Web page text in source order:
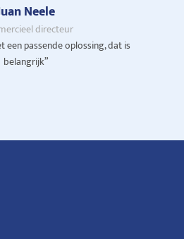
Neele
directeur
een passende oplossing, dat is
belangrijk”